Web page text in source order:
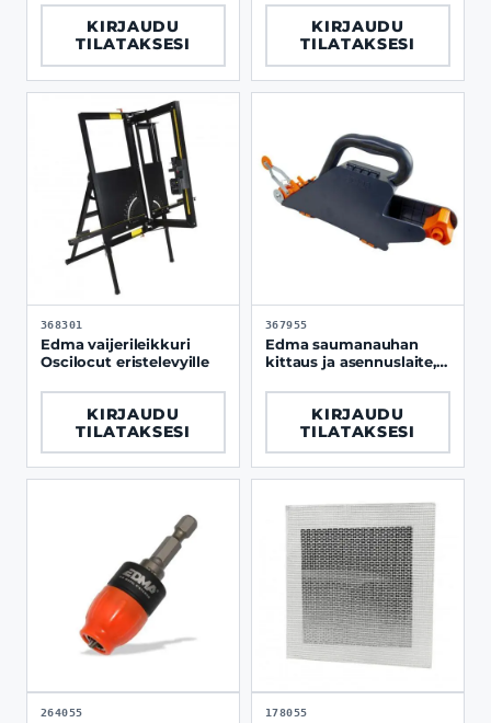
ulkokulmille
KIRJAUDU
TILATAKSESI
sisäkulmille
KIRJAUDU
TILATAKSESI
368301
Edma vaijerileikkuri
Oscilocut eristelevyille
KIRJAUDU
TILATAKSESI
367955
Edma saumanauhan
kittaus ja asennuslaite,
KIRJAUDU
TILATAKSESI
264055 178055